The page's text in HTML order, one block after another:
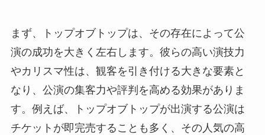
まず、トップオブトップは、その存在によって公
演の成功を大きく左右します。彼らの高い演技力
やカリスマ性は、観客を引き付ける大きな要素と
なり、公演の集客力や評判を高める効果がありま
す。例えば、トップオブトップが出演する公演は
チケットが即完売することも多く、その人気の高